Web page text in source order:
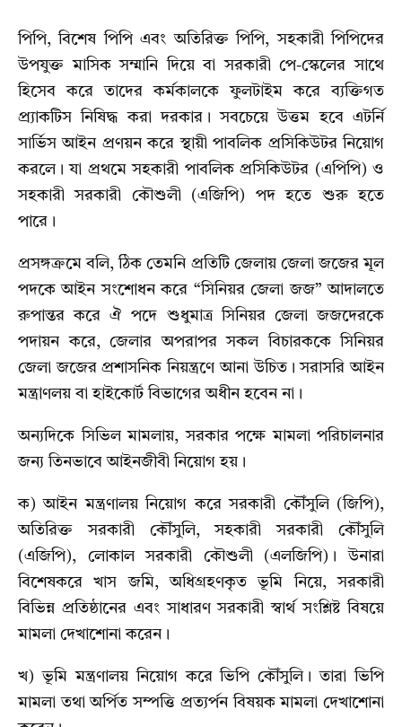
পিপি, বিশেষ পিপি এবং অতিরিক্ত পিপি, সহকারী পিপিদের
উপযুক্ত মাসিক সম্মানি দিয়ে বা সরকারী পে-স্কেলের সাথে
হিসেব করে তাদের কর্মকালকে ফুলটাইম করে ব্যক্তিগত
প্র্যাকটিস নিষিদ্ধ করা দরকার। সবচেয়ে উত্তম হবে এটর্নি
সার্ভিস আইন প্রণয়ন করে স্থায়ী পাবলিক প্রসিকিউটর নিয়োগ
করলে। যা প্রথমে সহকারী পাবলিক প্রসিকিউটর (এপিপি) ও
সহকারী সরকারী কৌশুলী (এজিপি) পদ হতে শুরু হতে
পারে।
প্রসঙ্গক্রমে বলি, ঠিক তেমনি প্রতিটি জেলায় জেলা জজের মূল
পদকে আইন সংশোধন করে “সিনিয়র জেলা জজ” আদালতে
রুপান্তর করে ঐ পদে শুধুমাত্র সিনিয়র জেলা জজদেরকে
পদায়ন করে, জেলার অপরাপর সকল বিচারককে সিনিয়র
জেলা জজের প্রশাসনিক নিয়ন্ত্রণে আনা উচিত। সরাসরি আইন
মন্ত্রাণলয় বা হাইকোর্ট বিভাগের অধীন হবেন না।
অন্যদিকে সিভিল মামলায়, সরকার পক্ষে মামলা পরিচালনার
জন্য তিনভাবে আইনজীবী নিয়োগ হয়।
ক) আইন মন্ত্রণালয় নিয়োগ করে সরকারী কৌঁসুলি (জিপি),
অতিরিক্ত সরকারী কৌঁসুলি, সহকারী সরকারী কৌঁসুলি
(এজিপি), লোকাল সরকারী কৌশুলী (এলজিপি)। উনারা
বিশেষকরে খাস জমি, অধিগ্রহণকৃত ভূমি নিয়ে, সরকারী
বিভিন্ন প্রতিষ্ঠানের এবং সাধারণ সরকারী স্বার্থ সংশ্লিষ্ট বিষয়ে
মামলা দেখাশোনা করেন।
খ) ভূমি মন্ত্রণালয় নিয়োগ করে ভিপি কৌঁসুলি। তারা ভিপি
মামলা তথা অর্পিত সম্পত্তি প্রত্যর্পন বিষয়ক মামলা দেখাশোনা